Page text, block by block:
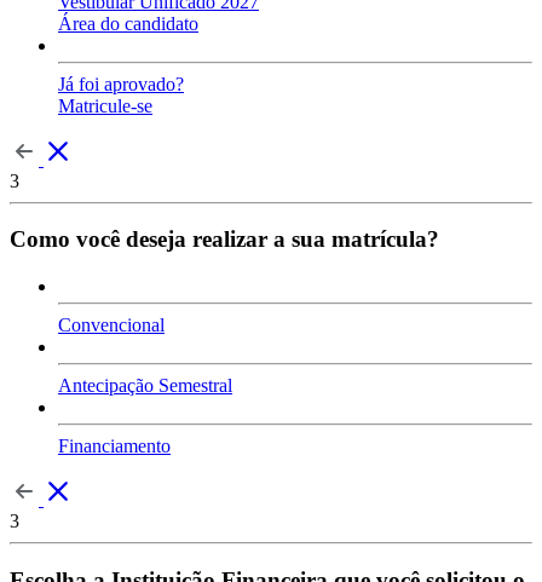
Área do candidato
Já foi aprovado?
Matricule-se
3
Como você deseja realizar a sua matrícula?
Convencional
Antecipação Semestral
Financiamento
3